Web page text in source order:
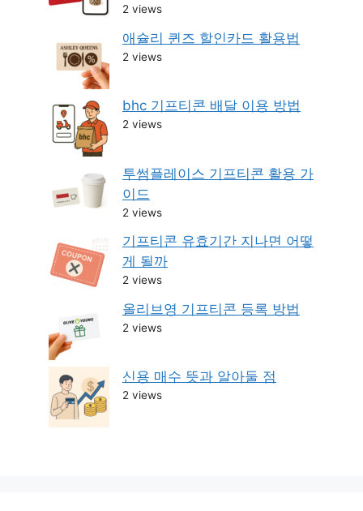
2 views
애슐리 퀸즈 할인카드 활용법
2 views
bhc 기프티콘 배달 이용 방법
2 views
투썸플레이스 기프티콘 활용 가
이드
2 views
기프티콘 유효기간 지나면 어떻
게 될까
2 views
올리브영 기프티콘 등록 방법
2 views
신용 매수 뜻과 알아둘 점
2 views